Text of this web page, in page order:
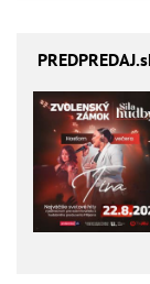
PREDPREDAJ